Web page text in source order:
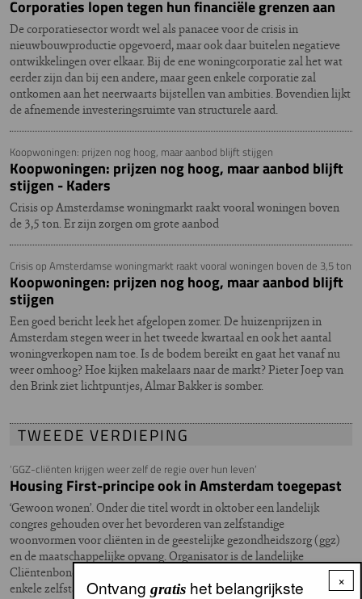
Corporaties lopen tegen hun financiële grenzen aan
De corporatiesector wordt wel als panacee voor de crisis in
nieuwbouwproductie opgevoerd, maar ook daar buitelen negatieve
ontwikkelingen over elkaar. Bij de ene woningcorporatie zal het wat
eerder zijn dan bij een andere, maar geen enkele corporatie zal
ontkomen aan het neerwaarts bijstellen van ambities. Bovendien lijkt
de afnemende investeringsruimte van structurele aard.
Koopwoningen: prijzen nog hoog, maar aanbod blijft stijgen
Koopwoningen: prijzen nog hoog, maar aanbod blijft
stijgen - Kaders
Crisis op Amsterdamse woningmarkt raakt vooral woningen boven
de 3,5 ton. Er zijn zorgen om grote aanbod
Crisis op Amsterdamse woningmarkt raakt vooral woningen boven de 3,5 ton
Koopwoningen: prijzen nog hoog, maar aanbod blijft
stijgen
Een goed bericht leek het afgelopen zomer. De huizenprijzen in
Amsterdam stegen weer in het tweede kwartaal en ook het aantal
woningverkopen nam toe. Is de bodem bereikt en gaat het vanaf nu
weer omhoog? Hoe kijken makelaars naar de markt? Pieter Joep van
den Brink ziet lichtpuntjes, Almar Bakker is somber.
TWEEDE VERDIEPING
‘GGZ-cliënten krijgen weer zelf de regie over hun leven’
Housing First-principe ook in Amsterdam toegepast
‘Gewoon wonen’. Onder die titel wordt in oktober een landelijk
congres gehouden over het bevorderen van zelfstandige
woonvormen voor cliënten in de geestelijke gezondheidszorg (ggz)
en de maatschappelijke opvang. Organisator is de landelijke
Cliëntenbond in de GGZ. In aanloop naar dit congres nam NUL20
enkele zelfstandige woonvormen voor ggz-cliënten onder de loep. ×
Ontvang gratishet belangrijkste